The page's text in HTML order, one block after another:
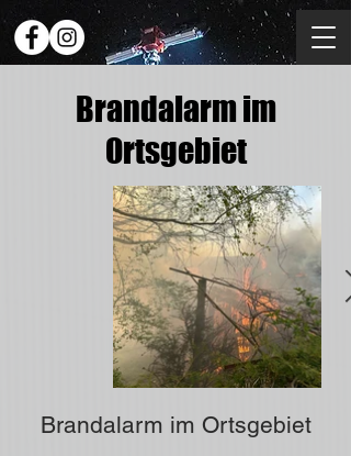
Brandalarm im
Ortsgebiet
Brandalarm im Ortsgebiet